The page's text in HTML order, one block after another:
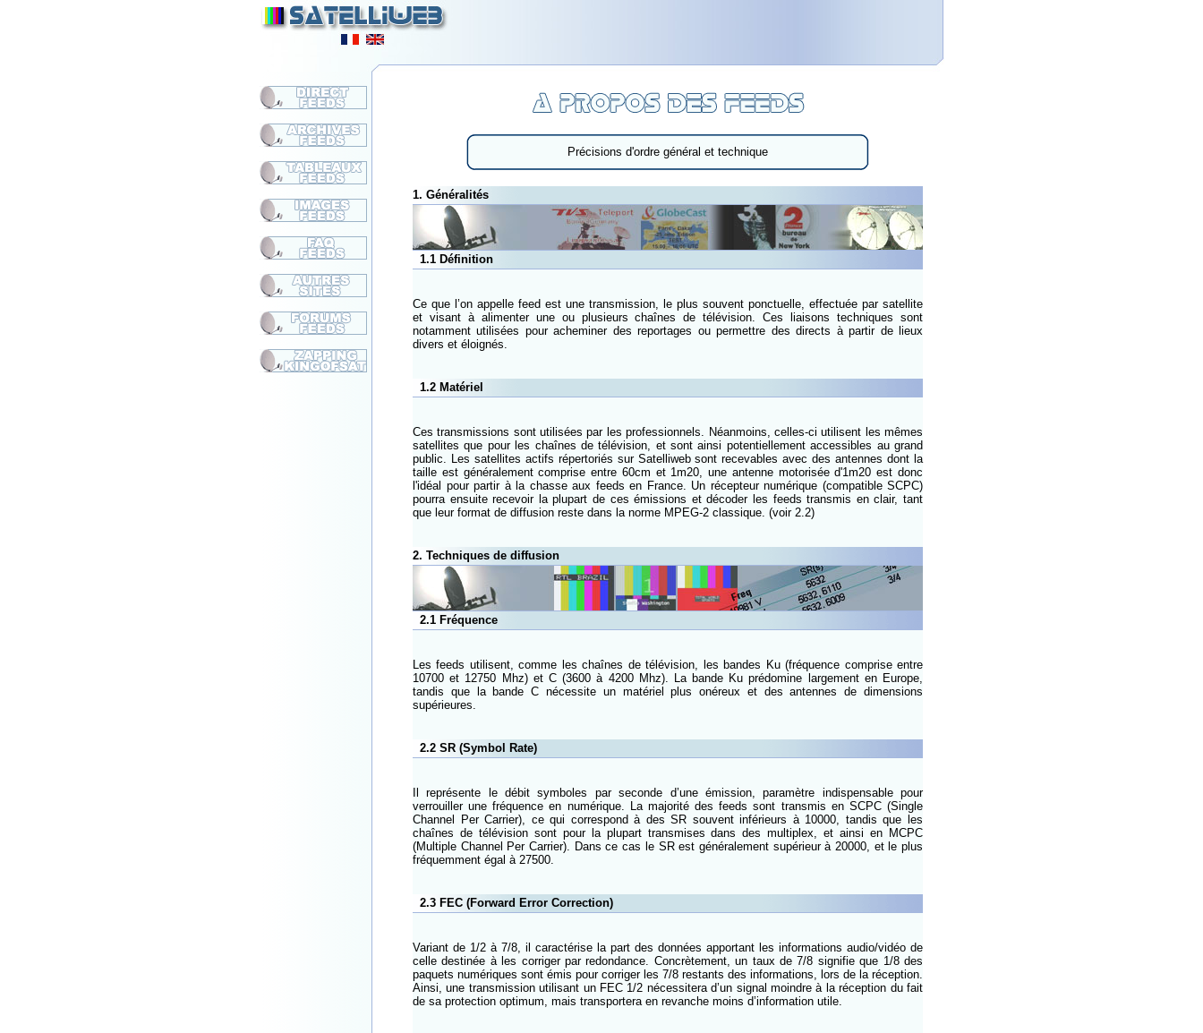
Précisions d'ordre général et technique
1. Généralités
1.1 Définition
Ce que l’on appelle feed est une transmission, le plus souvent ponctuelle, effectuée par satellite
et visant à alimenter une ou plusieurs chaînes de télévision. Ces liaisons techniques sont
notamment utilisées pour acheminer des reportages ou permettre des directs à partir de lieux
divers et éloignés.
1.2 Matériel
Ces transmissions sont utilisées par les professionnels. Néanmoins, celles-ci utilisent les mêmes
satellites que pour les chaînes de télévision, et sont ainsi potentiellement accessibles au grand
public. Les satellites actifs répertoriés sur Satelliweb sont recevables avec des antennes dont la
taille est généralement comprise entre 60cm et 1m20, une antenne motorisée d'1m20 est donc
l'idéal pour partir à la chasse aux feeds en France. Un récepteur numérique (compatible SCPC)
pourra ensuite recevoir la plupart de ces émissions et décoder les feeds transmis en clair, tant
que leur format de diffusion reste dans la norme MPEG-2 classique. (voir 2.2)
2. Techniques de diffusion
2.1 Fréquence
Les feeds utilisent, comme les chaînes de télévision, les bandes Ku (fréquence comprise entre
10700 et 12750 Mhz) et C (3600 à 4200 Mhz). La bande Ku prédomine largement en Europe,
tandis que la bande C nécessite un matériel plus onéreux et des antennes de dimensions
supérieures.
2.2 SR (Symbol Rate)
Il représente le débit symboles par seconde d’une émission, paramètre indispensable pour
verrouiller une fréquence en numérique. La majorité des feeds sont transmis en SCPC (Single
Channel Per Carrier), ce qui correspond à des SR souvent inférieurs à 10000, tandis que les
chaînes de télévision sont pour la plupart transmises dans des multiplex, et ainsi en MCPC
(Multiple Channel Per Carrier). Dans ce cas le SR est généralement supérieur à 20000, et le plus
fréquemment égal à 27500.
2.3 FEC (Forward Error Correction)
Variant de 1/2 à 7/8, il caractérise la part des données apportant les informations audio/vidéo de
celle destinée à les corriger par redondance. Concrètement, un taux de 7/8 signifie que 1/8 des
paquets numériques sont émis pour corriger les 7/8 restants des informations, lors de la réception.
Ainsi, une transmission utilisant un FEC 1/2 nécessitera d’un signal moindre à la réception du fait
de sa protection optimum, mais transportera en revanche moins d’information utile.